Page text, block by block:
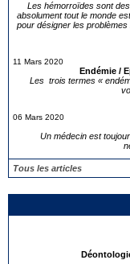
Les hémorroïdes sont
absolument tout le monde
pour désigner les
11 Mars 2020
Endémie /
Les trois termes «
06 Mars 2020
Un médecin est
Tous les articles